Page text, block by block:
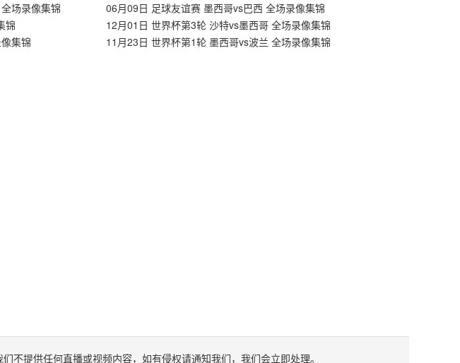
场录像集锦
06月09日 足球友谊赛 墨西哥vs巴西 全场录像集锦
锦
12月01日 世界杯第3轮 沙特vs墨西哥 全场录像集锦
集锦
11月23日 世界杯第1轮 墨西哥vs波兰 全场录像集锦
不提供任何直播或视频内容，如有侵权请通知我们，我们会立即处理。